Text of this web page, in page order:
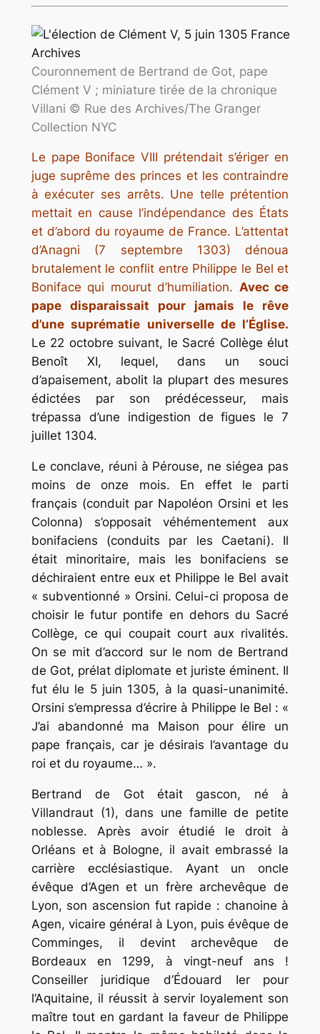
Couronnement de Bertrand de Got, pape
Clément V ; miniature tirée de la chronique
Villani © Rue des Archives/The Granger
Collection NYC
Le pape Boniface VIII prétendait s’ériger en
juge suprême des princes et les contraindre
à exécuter ses arrêts. Une telle prétention
mettait en cause l’indépendance des États
et d’abord du royaume de France. L’attentat
d’Anagni (7 septembre 1303) dénoua
brutalement le conflit entre Philippe le Bel et
Boniface qui mourut d’humiliation. Avec ce
pape disparaissait pour jamais le rêve
d’une suprématie universelle de l’Église.
Le 22 octobre suivant, le Sacré Collège élut
Benoît XI, lequel, dans un souci
d’apaisement, abolit la plupart des mesures
édictées par son prédécesseur, mais
trépassa d’une indigestion de figues le 7
juillet 1304.
Le conclave, réuni à Pérouse, ne siégea pas
moins de onze mois. En effet le parti
français (conduit par Napoléon Orsini et les
Colonna) s’opposait véhémentement aux
bonifaciens (conduits par les Caetani). Il
était minoritaire, mais les bonifaciens se
déchiraient entre eux et Philippe le Bel avait
« subventionné » Orsini. Celui-ci proposa de
choisir le futur pontife en dehors du Sacré
Collège, ce qui coupait court aux rivalités.
On se mit d’accord sur le nom de Bertrand
de Got, prélat diplomate et juriste éminent. Il
fut élu le 5 juin 1305, à la quasi-unanimité.
Orsini s’empressa d’écrire à Philippe le Bel : «
J’ai abandonné ma Maison pour élire un
pape français, car je désirais l’avantage du
roi et du royaume… ».
Bertrand de Got était gascon, né à
Villandraut (1), dans une famille de petite
noblesse. Après avoir étudié le droit à
Orléans et à Bologne, il avait embrassé la
carrière ecclésiastique. Ayant un oncle
évêque d’Agen et un frère archevêque de
Lyon, son ascension fut rapide : chanoine à
Agen, vicaire général à Lyon, puis évêque de
Comminges, il devint archevêque de
Bordeaux en 1299, à vingt-neuf ans !
Conseiller juridique d’Édouard Ier pour
l’Aquitaine, il réussit à servir loyalement son
maître tout en gardant la faveur de Philippe